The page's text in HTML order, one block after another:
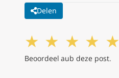
Delen
★ ★ ★ ★ ★
Beoordeel aub deze post.